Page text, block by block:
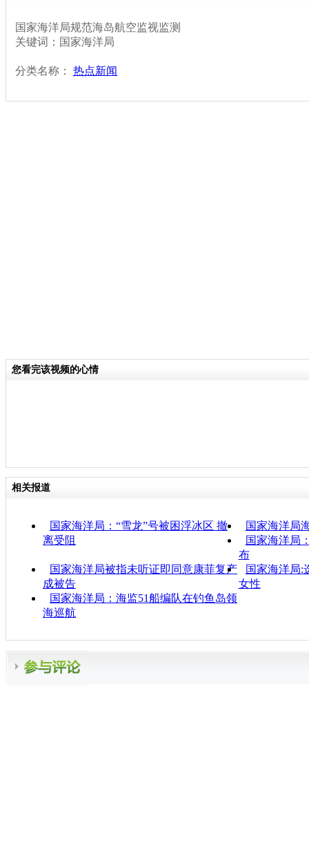
国家海洋局规范海岛航空监视监测
关键词：国家海洋局
分类名称： 热点新闻
您看完该视频的心情
相关报道
国家海洋局：“雪龙”号被困浮冰区 撤
离受阻
国家海洋局
国家海洋局
布
国家海洋局被指未听证即同意康菲复产
成被告
国家海洋局:
女性
国家海洋局：海监51船编队在钓鱼岛领
海巡航